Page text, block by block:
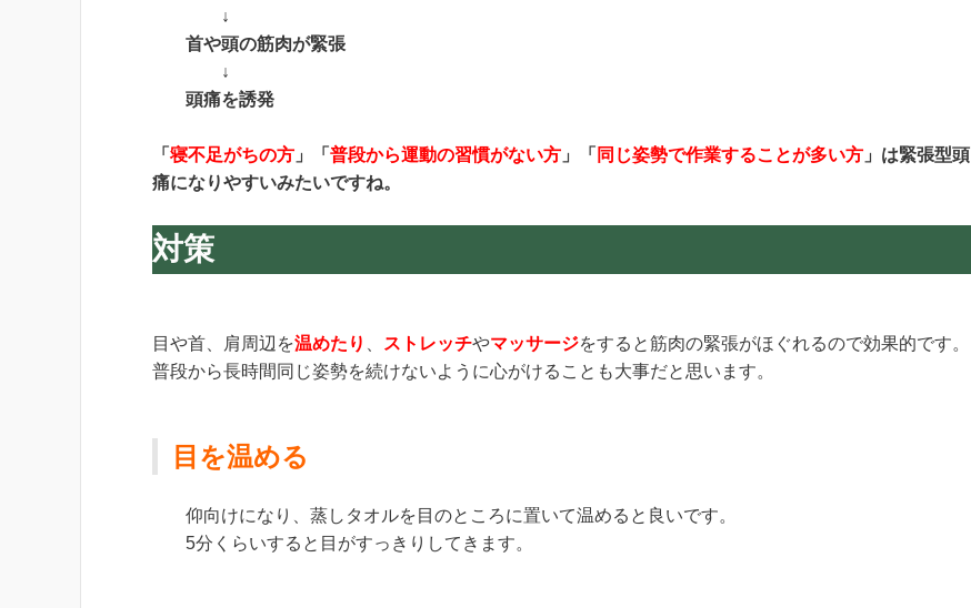
↓
首や頭の筋肉が緊張
↓
頭痛を誘発
「 寝不足がちの方 」「 普段から運動の習慣がない方 」「 同じ姿勢で作業することが多い方 」は緊張型頭
痛になりやすいみたいですね。
対策
目や首、肩周辺を温めたり ストレッチやマッサージをすると筋肉の緊張がほぐれるので効果的です。
普段から長時間同じ姿勢を続けないように心がけることも大事だと思います。
目を温める
仰向けになり、蒸しタオルを目のところに置いて温めると良いです。
5分くらいすると目がすっきりしてきます。